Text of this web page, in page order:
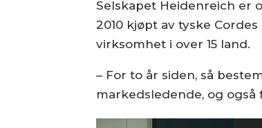
Selskapet Heidenreich er
2010 kjøpt av tyske
virksomhet i over 15 land.
– For to år siden, så
markedsledende, og